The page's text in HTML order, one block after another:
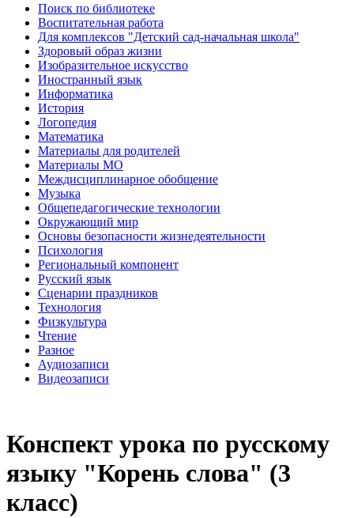
Поиск по библиотеке
Воспитательная работа
Для комплексов "Детский сад-начальная школа"
Здоровый образ жизни
Изобразительное искусство
Иностранный язык
Информатика
История
Логопедия
Математика
Материалы для родителей
Материалы МО
Междисциплинарное обобщение
Музыка
Общепедагогические технологии
Окружающий мир
Основы безопасности жизнедеятельности
Психология
Региональный компонент
Русский язык
Сценарии праздников
Технология
Физкультура
Чтение
Разное
Аудиозаписи
Видеозаписи
Конспект урока по русскому
языку "Корень слова" (3
класс)